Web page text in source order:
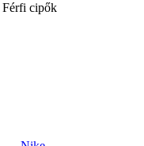
Férfi cipők